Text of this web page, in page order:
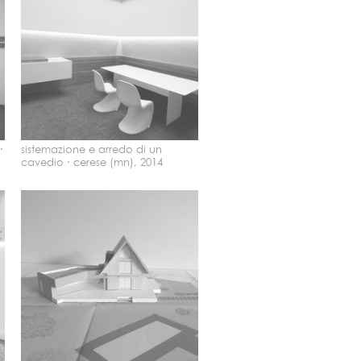
sistemazione e arredo di un
cavedio · cerese (mn), 2014